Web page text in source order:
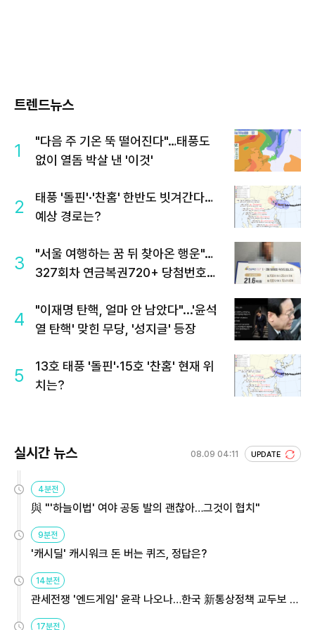
트렌드뉴스
1
"다음 주 기온 뚝 떨어진다"…태풍도
없이 열돔 박살 낸 '이것'
2
태풍 '돌핀'·'찬홈' 한반도 빗겨간다…
예상 경로는?
3
"서울 여행하는 꿈 뒤 찾아온 행운"…
327회차 연금복권720+ 당첨번호조
4
"이재명 탄핵, 얼마 안 남았다"...'윤석
열 탄핵' 맞힌 무당, '성지글' 등장
5
13호 태풍 '돌핀'·15호 '찬홈' 현재 위
치는?
실시간 뉴스 08.09 04:11 UPDATE
4분전
與 "'하늘이법' 여야 공동 발의 괜찮아…그것이 협치"
9분전
'캐시딜' 캐시워크 돈 버는 퀴즈, 정답은?
14분전
관세전쟁 '엔드게임' 윤곽 나오나…한국 新통상정책 교두보 활
용해야
17분전